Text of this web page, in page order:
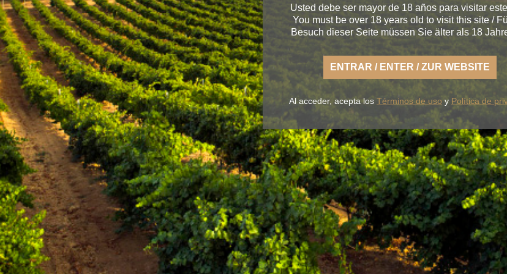
Con BLUME disfrutas la fresca naturaleza de un Rueda ligero,
tierra fértil de sabor.
NUESTROS VINOS LA BODEGA BLUME & GASTRO
+34 926 32 24 00
Ⓒ PAGOS DEL REY-Política de privacidad-Política de cookies-
Usted debe ser mayor de 18 años para visitar
You must be over 18 years old to visit this site /
Besuch dieser Seite müssen Sie älter als 18
ENTRAR / ENTER / ZUR WEBSITE
Al acceder, acepta los Términos de uso y Política de